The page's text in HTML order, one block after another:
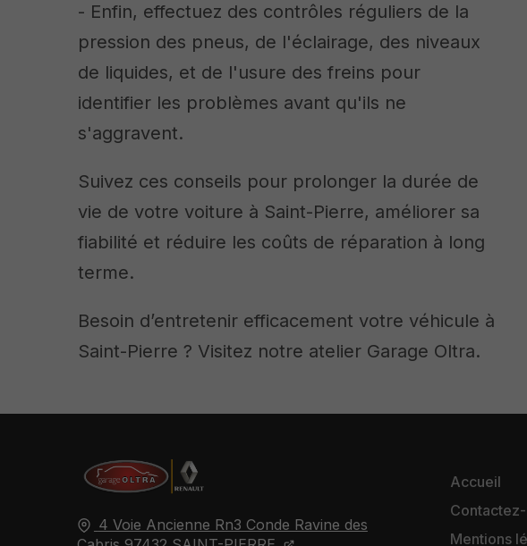
- Enfin, effectuez des contrôles réguliers de la
pression des pneus, de l'éclairage, des niveaux
de liquides, et de l'usure des freins pour
identifier les problèmes avant qu'ils ne
s'aggravent.
Suivez ces conseils pour prolonger la durée de
vie de votre voiture à Saint-Pierre, améliorer sa
fiabilité et réduire les coûts de réparation à long
terme.
Besoin d’entretenir efficacement votre véhicule à
Saint-Pierre ? Visitez notre atelier Garage Oltra.
4 Voie Ancienne Rn3 Conde Ravine des
Accueil
Mentions